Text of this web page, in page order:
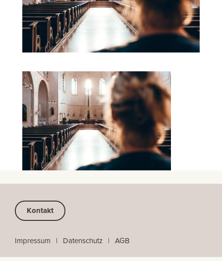
Kontakt
Impressum | Datenschutz ⠀| AGB